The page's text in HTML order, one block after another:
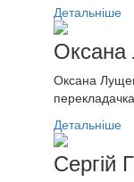
Детальніше
Оксана
Детальніше
Сергій